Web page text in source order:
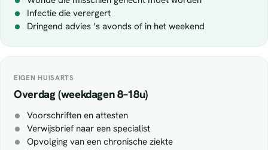
Infectie die verergert
Dringend advies ’s avonds of in het weekend
EIGEN HUISARTS
Overdag (weekdagen 8–18u)
Voorschriften en attesten
Verwijsbrief naar een specialist
Opvolging van een chronische ziekte